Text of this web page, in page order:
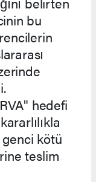
bu
hedefi
kötü
teslim